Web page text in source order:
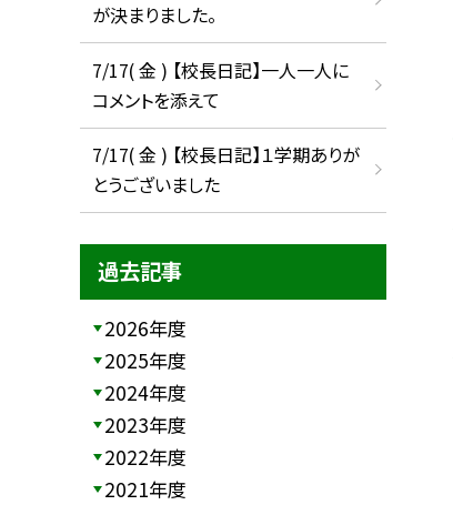
が決まりました。
7/17( 金 ) 【校長日記】一人一人に
コメントを添えて
7/17( 金 ) 【校長日記】１学期ありが
とうございました
過去記事
2026年度
2025年度
2024年度
2023年度
2022年度
2021年度